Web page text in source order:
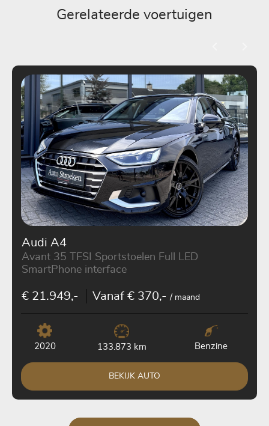
Gerelateerde voertuigen
Audi A4
Avant 35 TFSI Sportstoelen Full LED
SmartPhone interface
€ 21.949,- Vanaf € 370,-/ maand
2020 133.873 km Benzine
BEKIJK AUTO